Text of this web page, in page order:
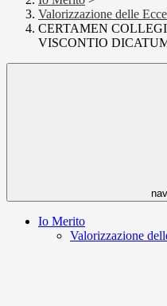
Valorizzazione delle
CERTAMEN
VISCONTIO
Io Merito
Valorizzazione